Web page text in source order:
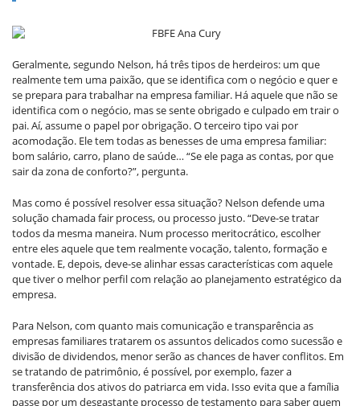
Geralmente, segundo Nelson, há três tipos de herdeiros: um que
realmente tem uma paixão, que se identifica com o negócio e quer e
se prepara para trabalhar na empresa familiar. Há aquele que não se
identifica com o negócio, mas se sente obrigado e culpado em trair o
pai. Aí, assume o papel por obrigação. O terceiro tipo vai por
acomodação. Ele tem todas as benesses de uma empresa familiar:
bom salário, carro, plano de saúde… “Se ele paga as contas, por que
sair da zona de conforto?”, pergunta.
Mas como é possível resolver essa situação? Nelson defende uma
solução chamada fair process, ou processo justo. “Deve-se tratar
todos da mesma maneira. Num processo meritocrático, escolher
entre eles aquele que tem realmente vocação, talento, formação e
vontade. E, depois, deve-se alinhar essas características com aquele
que tiver o melhor perfil com relação ao planejamento estratégico da
empresa.
Para Nelson, com quanto mais comunicação e transparência as
empresas familiares tratarem os assuntos delicados como sucessão e
divisão de dividendos, menor serão as chances de haver conflitos. Em
se tratando de patrimônio, é possível, por exemplo, fazer a
transferência dos ativos do patriarca em vida. Isso evita que a família
passe por um desgastante processo de testamento para saber quem